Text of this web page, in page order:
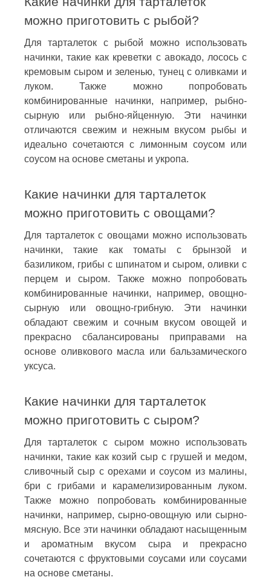
можно приготовить с рыбой?
Для тарталеток с рыбой можно использовать
начинки, такие как креветки с авокадо, лосось с
кремовым сыром и зеленью, тунец с оливками и
луком. Также можно попробовать
комбинированные начинки, например, рыбно-
сырную или рыбно-яйценную. Эти начинки
отличаются свежим и нежным вкусом рыбы и
идеально сочетаются с лимонным соусом или
соусом на основе сметаны и укропа.
Какие начинки для тарталеток
можно приготовить с овощами?
Для тарталеток с овощами можно использовать
начинки, такие как томаты с брынзой и
базиликом, грибы с шпинатом и сыром, оливки с
перцем и сыром. Также можно попробовать
комбинированные начинки, например, овощно-
сырную или овощно-грибную. Эти начинки
обладают свежим и сочным вкусом овощей и
прекрасно сбалансированы приправами на
основе оливкового масла или бальзамического
уксуса.
Какие начинки для тарталеток
можно приготовить с сыром?
Для тарталеток с сыром можно использовать
начинки, такие как козий сыр с грушей и медом,
сливочный сыр с орехами и соусом из малины,
бри с грибами и карамелизированным луком.
Также можно попробовать комбинированные
начинки, например, сырно-овощную или сырно-
мясную. Все эти начинки обладают насыщенным
и ароматным вкусом сыра и прекрасно
сочетаются с фруктовыми соусами или соусами
на основе сметаны.